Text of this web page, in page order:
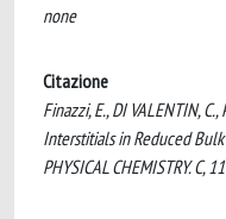
none
Citazione
Finazzi, E., DI VALENTIN,
Interstitials in Reduced
PHYSICAL CHEMISTRY.